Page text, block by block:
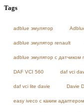
Tags
adblue эмулятор
adblue эмулятор renault
adblue эмулятор с датчиком
DAF VCI 560 daf vci
daf vci lite davie Davie
easy iveco с каким